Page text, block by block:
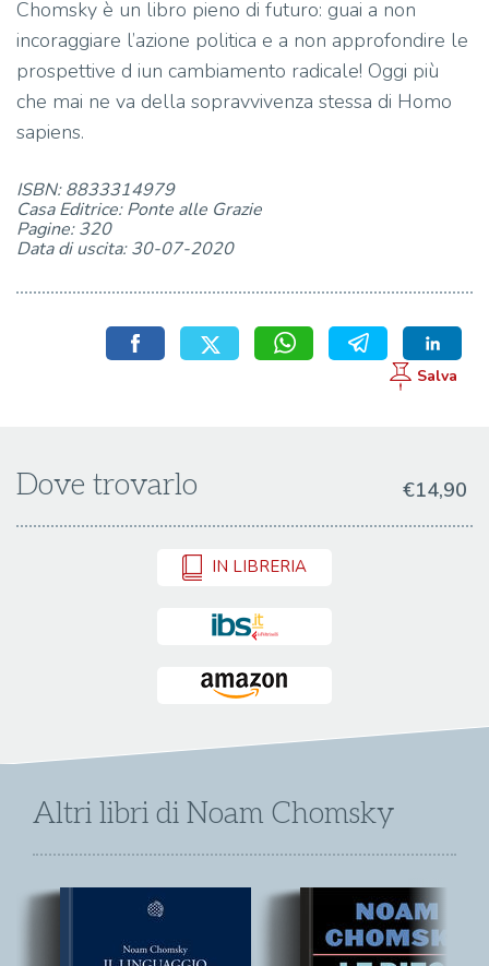
Chomsky è un libro pieno di futuro: guai a non
incoraggiare l’azione politica e a non approfondire le
prospettive d iun cambiamento radicale! Oggi più
che mai ne va della sopravvivenza stessa di Homo
sapiens.
ISBN: 8833314979
Casa Editrice: Ponte alle Grazie
Pagine: 320
Data di uscita: 30-07-2020
Dove trovarlo €14,90
IN LIBRERIA
Altri libri di Noam Chomsky